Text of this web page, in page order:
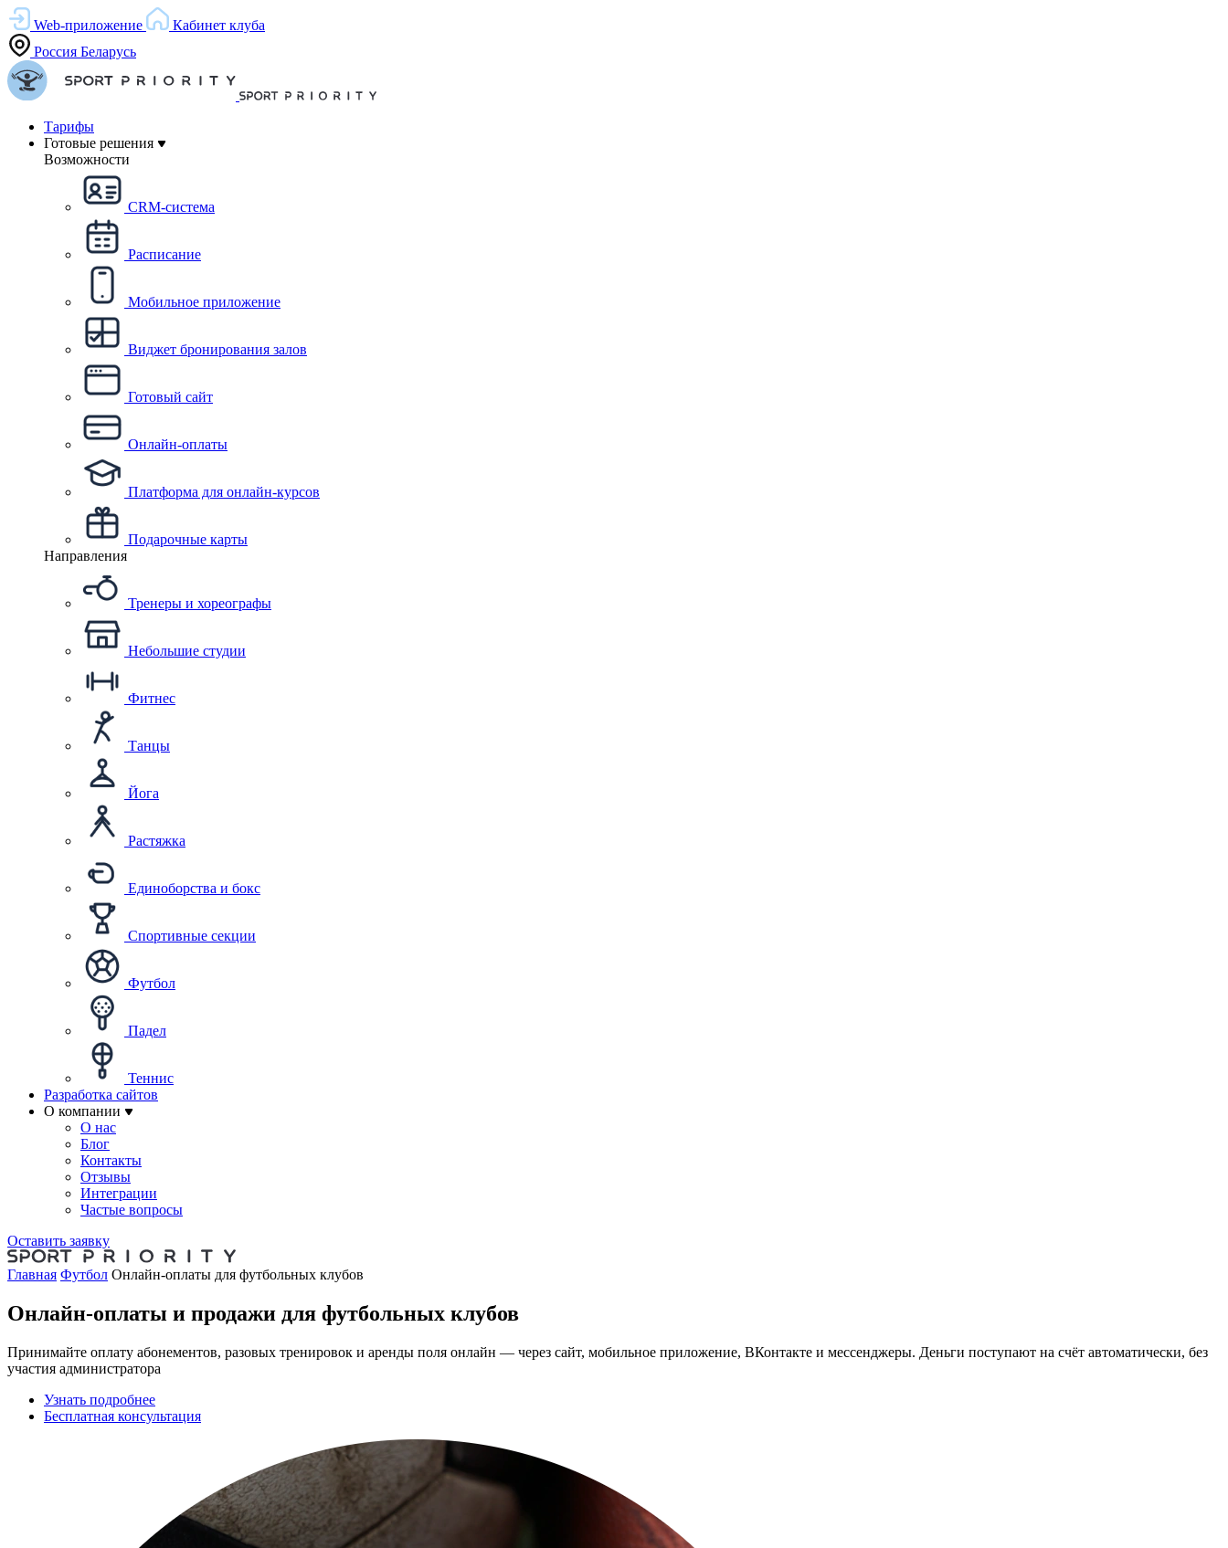
Web-приложение
Кабинет клуба
Россия Беларусь
Тарифы
Готовые решения
Возможности
CRM-система
Расписание
Мобильное приложение
Виджет бронирования залов
Готовый сайт
Онлайн-оплаты
Платформа для онлайн-курсов
Подарочные карты
Направления
Тренеры и хореографы
Небольшие студии
Фитнес
Танцы
Йога
Растяжка
Единоборства и бокс
Спортивные секции
Футбол
Падел
Теннис
Разработка сайтов
О компании
О нас
Блог
Контакты
Отзывы
Интеграции
Частые вопросы
Оставить заявку
Главная Футбол Онлайн-оплаты для футбольных клубов
Онлайн-оплаты и продажи для футбольных клубов
Принимайте оплату абонементов, разовых тренировок и аренды поля онлайн — через сайт, мобильное приложение, ВКонтакте и мессенджеры. Деньги поступают на счёт автоматически, без
участия администратора
Узнать подробнее
Бесплатная консультация